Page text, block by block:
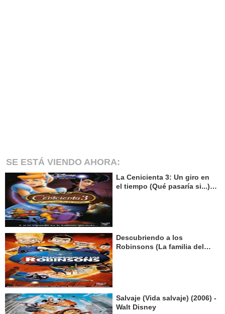
SE ESTÁ VIENDO AHORA:
La Cenicienta 3: Un giro en
el tiempo (Qué pasaría si...)
Descubriendo a los
Robinsons (La familia del
Salvaje (Vida salvaje) (2006) -
Walt Disney